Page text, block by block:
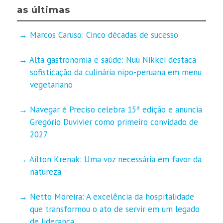
as últimas
Marcos Caruso: Cinco décadas de sucesso
Alta gastronomia e saúde: Nuu Nikkei destaca
sofisticação da culinária nipo-peruana em menu
vegetariano
Navegar é Preciso celebra 15ª edição e anuncia
Gregório Duvivier como primeiro convidado de
2027
Ailton Krenak: Uma voz necessária em favor da
natureza
Netto Moreira: A excelência da hospitalidade
que transformou o ato de servir em um legado